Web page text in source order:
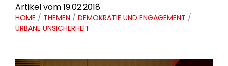
Artikel vom 19.02.2018
HOME / THEMEN / DEMOKRATIE UND ENGAGEMENT /
URBANE UNSICHERHEIT